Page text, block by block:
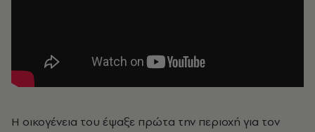
Η οικογένεια του έψαξε πρώτα την περιοχή για τον